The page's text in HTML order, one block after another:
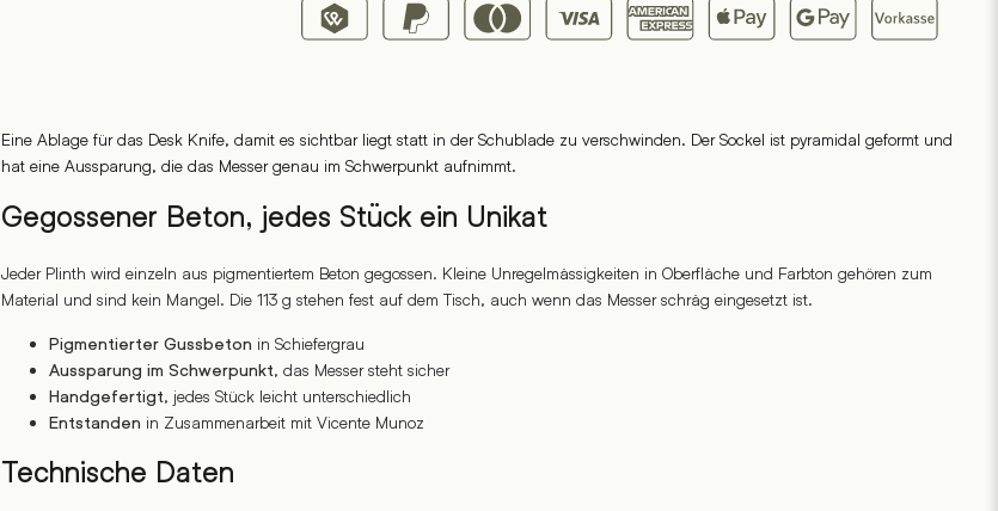
Eine Ablage für das Desk Knife, damit es sichtbar liegt statt in der Schublade zu verschwinden. Der Sockel ist pyramidal geformt und
hat eine Aussparung, die das Messer genau im Schwerpunkt aufnimmt.
Gegossener Beton, jedes Stück ein Unikat
Jeder Plinth wird einzeln aus pigmentiertem Beton gegossen. Kleine Unregelmässigkeiten in Oberfläche und Farbton gehören zum
Material und sind kein Mangel. Die 113 g stehen fest auf dem Tisch, auch wenn das Messer schräg eingesetzt ist.
Pigmentierter Gussbeton in Schiefergrau
Aussparung im Schwerpunkt, das Messer steht sicher
Handgefertigt, jedes Stück leicht unterschiedlich
Entstanden in Zusammenarbeit mit Vicente Munoz
Technische Daten